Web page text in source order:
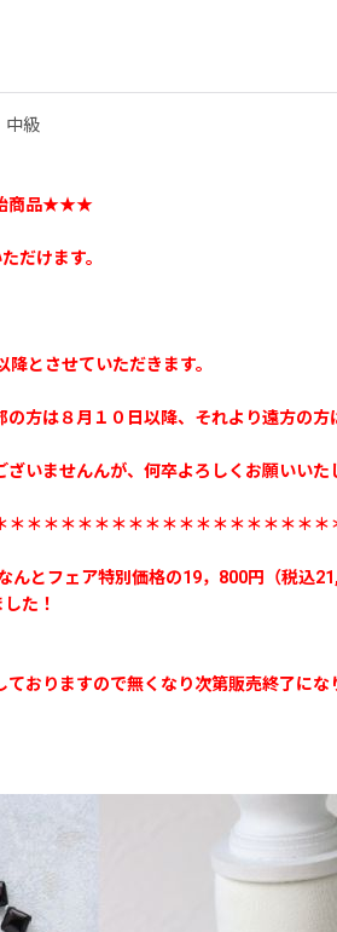
中級
商品★★★
だけます。
とさせていただきます。
方は８月１０日以降、それより遠方の方
いませんんが、何卒よろしくお願いいた
＊＊＊＊＊＊＊＊＊＊＊＊＊＊＊＊＊＊
んとフェア特別価格の19，800円（税込
た！
おりますので無くなり次第販売終了にな